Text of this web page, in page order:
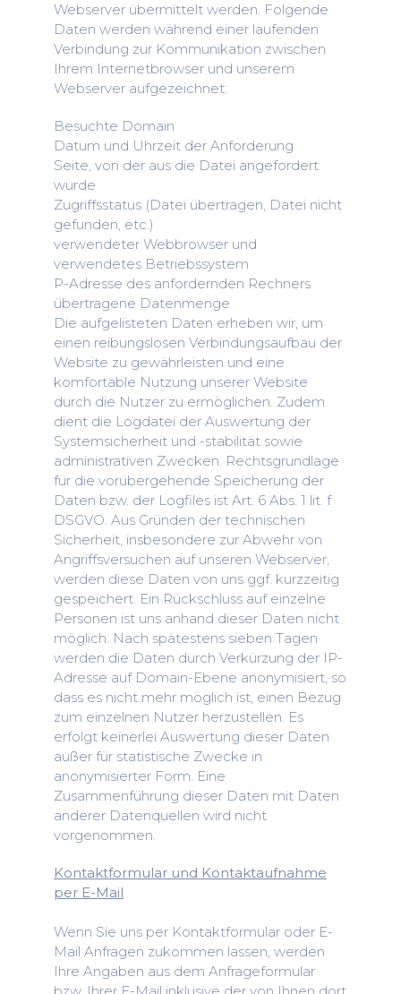
Webserver übermittelt werden. Folgende
Daten werden während einer laufenden
Verbindung zur Kommunikation zwischen
Ihrem Internetbrowser und unserem
Webserver aufgezeichnet:
Besuchte Domain
Datum und Uhrzeit der Anforderung
Seite, von der aus die Datei angefordert
wurde
Zugriffsstatus (Datei übertragen, Datei nicht
gefunden, etc.)
verwendeter Webbrowser und
verwendetes Betriebssystem
P-Adresse des anfordernden Rechners
übertragene Datenmenge
Die aufgelisteten Daten erheben wir, um
einen reibungslosen Verbindungsaufbau der
Website zu gewährleisten und eine
komfortable Nutzung unserer Website
durch die Nutzer zu ermöglichen. Zudem
dient die Logdatei der Auswertung der
Systemsicherheit und -stabilität sowie
administrativen Zwecken. Rechtsgrundlage
für die vorübergehende Speicherung der
Daten bzw. der Logfiles ist Art. 6 Abs. 1 lit. f
DSGVO. Aus Gründen der technischen
Sicherheit, insbesondere zur Abwehr von
Angriffsversuchen auf unseren Webserver,
werden diese Daten von uns ggf. kurzzeitig
gespeichert. Ein Rückschluss auf einzelne
Personen ist uns anhand dieser Daten nicht
möglich. Nach spätestens sieben Tagen
werden die Daten durch Verkürzung der IP-
Adresse auf Domain-Ebene anonymisiert, so
dass es nicht mehr möglich ist, einen Bezug
zum einzelnen Nutzer herzustellen. Es
erfolgt keinerlei Auswertung dieser Daten
außer für statistische Zwecke in
anonymisierter Form. Eine
Zusammenführung dieser Daten mit Daten
anderer Datenquellen wird nicht
vorgenommen.
Kontaktformular und Kontaktaufnahme
per E-Mail
Wenn Sie uns per Kontaktformular oder E-
Mail Anfragen zukommen lassen, werden
Ihre Angaben aus dem Anfrageformular